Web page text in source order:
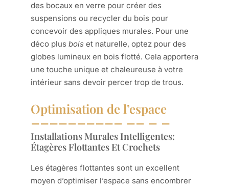
des bocaux en verre pour créer des
suspensions ou recycler du bois pour
concevoir des appliques murales. Pour une
déco plus bois et naturelle, optez pour des
globes lumineux en bois flotté. Cela apportera
une touche unique et chaleureuse à votre
intérieur sans devoir percer trop de trous.
Optimisation de l’espace
Installations Murales Intelligentes:
Étagères Flottantes Et Crochets
Les étagères flottantes sont un excellent
moyen d’optimiser l’espace sans encombrer